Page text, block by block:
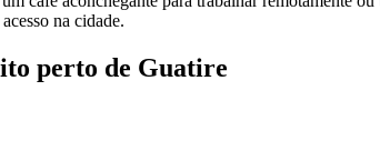
na cidade.
perto de Guatire